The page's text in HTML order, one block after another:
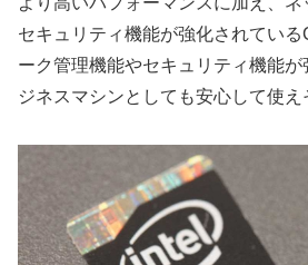
セキュリティ機能が強化されてい
ーク管理機能やセキュリティ機能
ジネスマシンとしても安心して使え